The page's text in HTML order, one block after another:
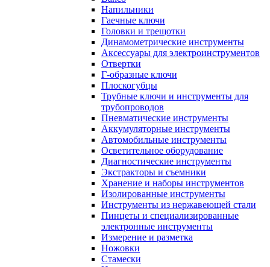
Напильники
Гаечные ключи
Головки и трещотки
Динамометрические инструменты
Аксессуары для электроинструментов
Отвертки
Г-образные ключи
Плоскогубцы
Трубные ключи и инструменты для
трубопроводов
Пневматические инструменты
Аккумуляторные инструменты
Автомобильные инструменты
Осветительное оборудование
Диагностические инструменты
Экстракторы и съемники
Хранение и наборы инструментов
Изолированные инструменты
Инструменты из нержавеющей стали
Пинцеты и специализированные
электронные инструменты
Измерение и разметка
Ножовки
Стамески